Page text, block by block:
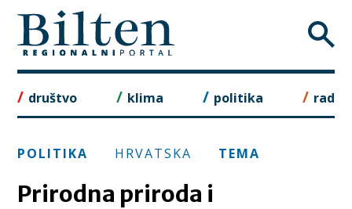
to
content
društvo klima politika rad
POLITIKA HRVATSKA TEMA
Prirodna priroda i